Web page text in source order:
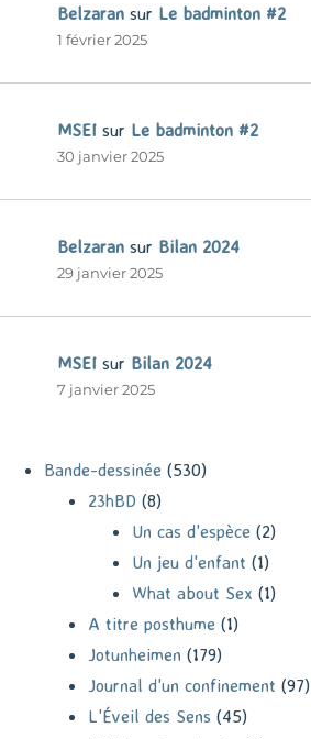
Belzaran sur Le badminton #2
1 février 2025
MSEI sur Le badminton #2
30 janvier 2025
Belzaran sur Bilan 2024
29 janvier 2025
MSEI sur Bilan 2024
7 janvier 2025
Bande-dessinée (530)
23hBD (8)
Un cas d'espèce (2)
Un jeu d'enfant (1)
What about Sex (1)
A titre posthume (1)
Jotunheimen (179)
Journal d'un confinement (97)
L'Éveil des Sens (45)